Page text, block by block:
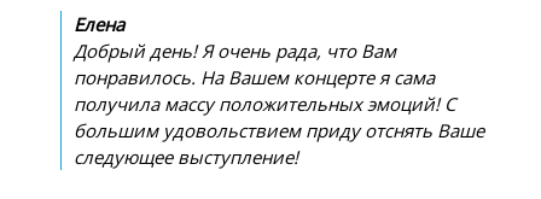
Елена
Добрый день! Я очень рада, что Вам
понравилось. На Вашем концерте я сама
получила массу положительных эмоций! С
большим удовольствием приду отснять Ваше
следующее выступление!